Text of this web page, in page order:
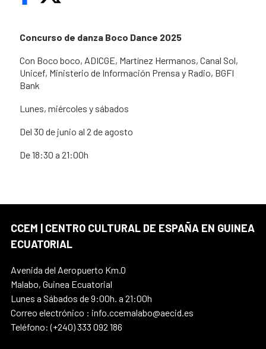
Concurso de danza Boco Dance 2025
Con Boco boco, ADICGE, Martínez Hermanos, Canal Sol,
Unicef, Ministerio de Información Prensa y Radio, BGFI
Bank
Lunes, miércoles y sábados
Del 30 de junio al 2 de agosto
De 18:30 a 21:00h
CCEM | CENTRO CULTURAL DE ESPAÑA EN GUINEA
ECUATORIAL
Avenida del Aeropuerto Km.0
Malabo, Guinea Ecuatorial
Lunes a Sábados de 9:00h. a 21:00h
Correo electrónico : info.ccemalabo@aecid.es
Teléfono: (+240) 333 092 186